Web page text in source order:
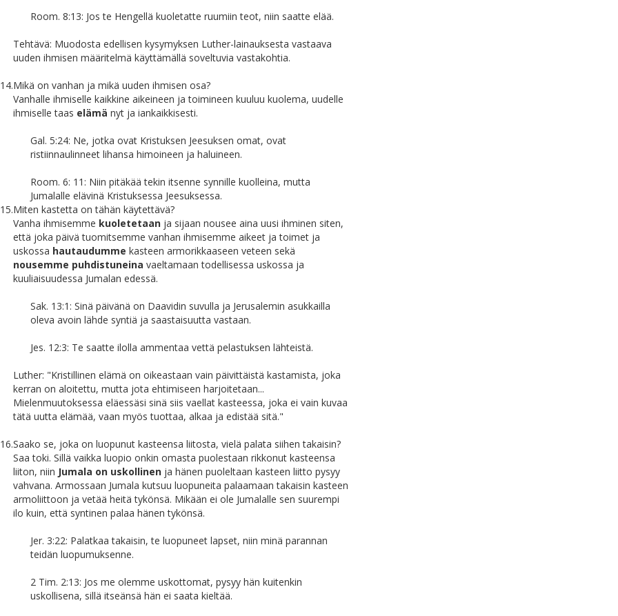
Room. 8:13: Jos te Hengellä kuoletatte ruumiin teot, niin saatte elää.
Tehtävä: Muodosta edellisen kysymyksen Luther-lainauksesta vastaava
uuden ihmisen määritelmä käyttämällä soveltuvia vastakohtia.
Mikä on vanhan ja mikä uuden ihmisen osa?
Vanhalle ihmiselle kaikkine aikeineen ja toimineen kuuluu kuolema, uudelle
ihmiselle taas elämä nyt ja iankaikkisesti.
Gal. 5:24: Ne, jotka ovat Kristuksen Jeesuksen omat, ovat
ristiinnaulinneet lihansa himoineen ja haluineen.
Room. 6: 11: Niin pitäkää tekin itsenne synnille kuolleina, mutta
Jumalalle elävinä Kristuksessa Jeesuksessa.
Miten kastetta on tähän käytettävä?
Vanha ihmisemme kuoletetaan ja sijaan nousee aina uusi ihminen siten,
että joka päivä tuomitsemme vanhan ihmisemme aikeet ja toimet ja
uskossa hautaudumme kasteen armorikkaaseen veteen sekä
nousemme puhdistuneina vaeltamaan todellisessa uskossa ja
kuuliaisuudessa Jumalan edessä.
Sak. 13:1: Sinä päivänä on Daavidin suvulla ja Jerusalemin asukkailla
oleva avoin lähde syntiä ja saastaisuutta vastaan.
Jes. 12:3: Te saatte ilolla ammentaa vettä pelastuksen lähteistä.
Luther: "Kristillinen elämä on oikeastaan vain päivittäistä kastamista, joka
kerran on aloitettu, mutta jota ehtimiseen harjoitetaan...
Mielenmuutoksessa eläessäsi sinä siis vaellat kasteessa, joka ei vain kuvaa
tätä uutta elämää, vaan myös tuottaa, alkaa ja edistää sitä."
Saako se, joka on luopunut kasteensa liitosta, vielä palata siihen takaisin?
Saa toki. Sillä vaikka luopio onkin omasta puolestaan rikkonut kasteensa
liiton, niin Jumala on uskollinen ja hänen puoleltaan kasteen liitto pysyy
vahvana. Armossaan Jumala kutsuu luopuneita palaamaan takaisin kasteen
armoliittoon ja vetää heitä tykönsä. Mikään ei ole Jumalalle sen suurempi
ilo kuin, että syntinen palaa hänen tykönsä.
Jer. 3:22: Palatkaa takaisin, te luopuneet lapset, niin minä parannan
teidän luopumuksenne.
2 Tim. 2:13: Jos me olemme uskottomat, pysyy hän kuitenkin
uskollisena, sillä itseänsä hän ei saata kieltää.